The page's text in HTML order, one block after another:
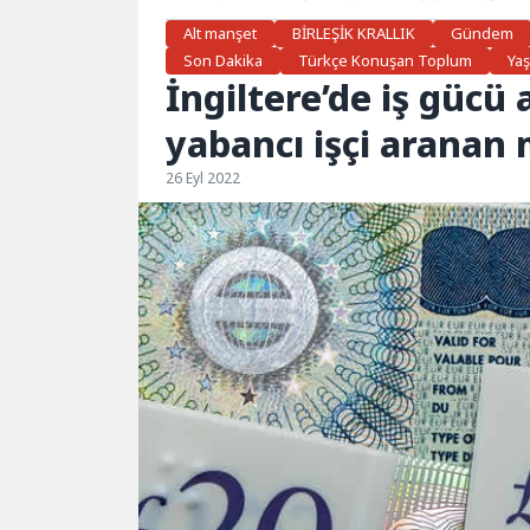
Alt manşet
BİRLEŞİK KRALLIK Gündem
Son Dakika
Türkçe Konuşan Toplum
İngiltere’de iş gücü
yabancı işçi aranan
26 Eyl 2022